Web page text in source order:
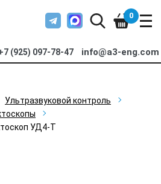
(925) 097-78-47 info@a3-eng.com
0
Ультразвуковой контроль
УД4-Т